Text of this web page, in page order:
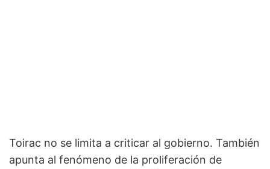
Toirac no se limita a criticar al gobierno. También
apunta al fenómeno de la proliferación de